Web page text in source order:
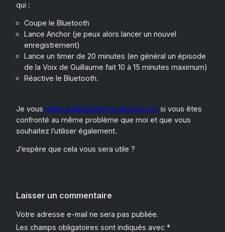
qui :
Coupe le Bluetooth
Lance Anchor (je peux alors lancer un nouvel
enregistrement)
Lance un timer de 20 minutes (en général un épisode
de la Voix de Guillaume fait 10 à 15 minutes maximum)
Réactive le Bluetooth.
Je vous mets à disposition le raccourci ici si vous êtes
confronté au même problème que moi et que vous
souhaitez l’utiliser également.
J’espère que cela vous sera utile ?
Laisser un commentaire
Votre adresse e-mail ne sera pas publiée.
Les champs obligatoires sont indiqués avec *